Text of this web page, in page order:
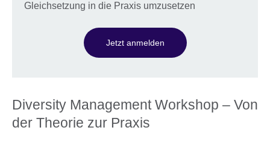
Gleichsetzung in die Praxis umzusetzen
Jetzt anmelden
Diversity Management Workshop – Von
der Theorie zur Praxis